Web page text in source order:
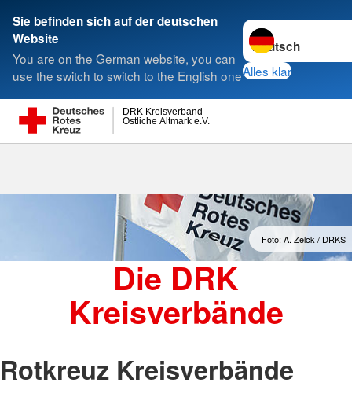
Sie befinden sich auf der deutschen
Website
You are on the German website, you can
use the switch to switch to the English one
Sprache wechseln
Alles klar
Östliche Altmark e.V.
DRK Kreisverband
Suche
Kreisverbände
Foto: A. Zelck / DRKS
Die DRK
Kreisverbände
Rotkreuz Kreisverbände